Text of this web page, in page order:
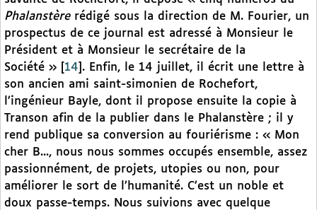
Phalanstèrerédigé sous la direction de M. Fourier, un
prospectus de ce journal est adressé à Monsieur le
Président et à Monsieur le secrétaire de la
Société »
14 . Enfin, le 14 juillet, il écrit une lettre à
son ancien ami saint-simonien de Rochefort,
l’ingénieur Bayle, dont il propose ensuite la copie à
Transon afin de la publier dans le Phalanstère ; il y
rend publique sa conversion au fouriérisme : « Mon
cher B..., nous nous sommes occupés ensemble, assez
passionnément, de projets, utopies ou non, pour
améliorer le sort de l’humanité. C’est un noble et
doux passe-temps. Nous suivions avec quelque